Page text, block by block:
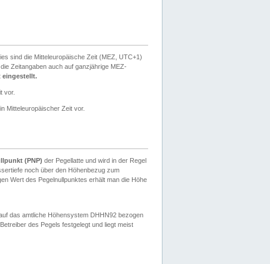
sind die Mitteleuropäische Zeit (MEZ, UTC+1)
Zeitangaben auch auf ganzjährige MEZ-
eingestellt.
vor.
Mitteleuropäischer Zeit vor.
(PNP) der Pegellatte und wird in der Regel
noch über den Höhenbezug zum
Wert des Pegelnullpunktes erhält man die Höhe
das amtliche Höhensystem DHHN92 bezogen
des Pegels festgelegt und liegt meist